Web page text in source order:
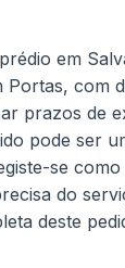
em
com
prazos de
pode ser
se
do
deste